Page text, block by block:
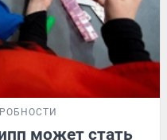
может стать